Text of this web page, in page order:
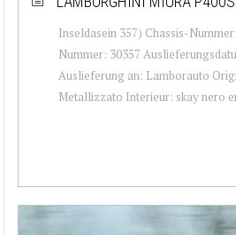
Inseldasein 357) Chassis-
Nummer: 30357
Auslieferung an: Lamborauto
Metallizzato Interieur: skay nero